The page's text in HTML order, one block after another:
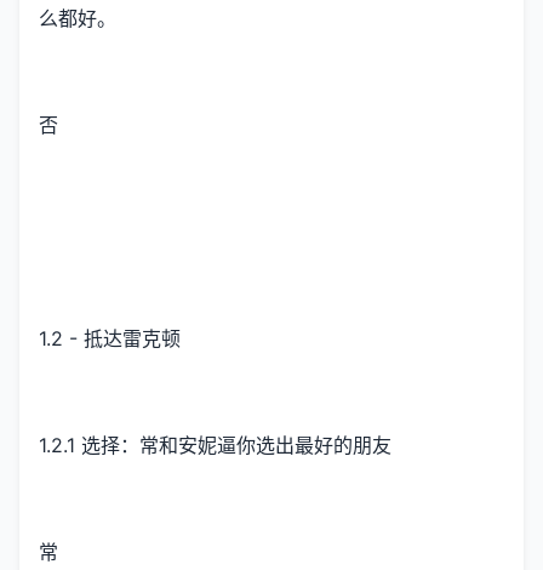
么都好。
否
1.2 - 抵达雷克顿
1.2.1 选择：常和安妮逼你选出最好的朋友
常